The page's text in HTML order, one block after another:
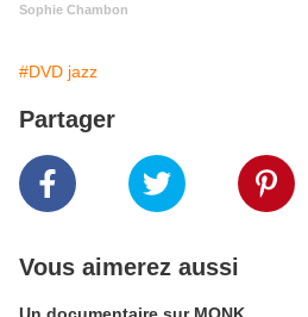
Sophie Chambon
#DVD jazz
Partager
Vous aimerez aussi